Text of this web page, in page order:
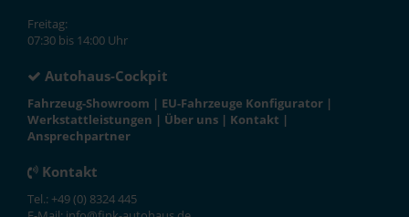
Freitag:
07:30 bis 14:00 Uhr
Autohaus-Cockpit
Fahrzeug-Showroom | EU-Fahrzeuge Konfigurator |
Werkstattleistungen | Über uns | Kontakt |
Ansprechpartner
Kontakt
Tel.: +49 (0) 8324 445